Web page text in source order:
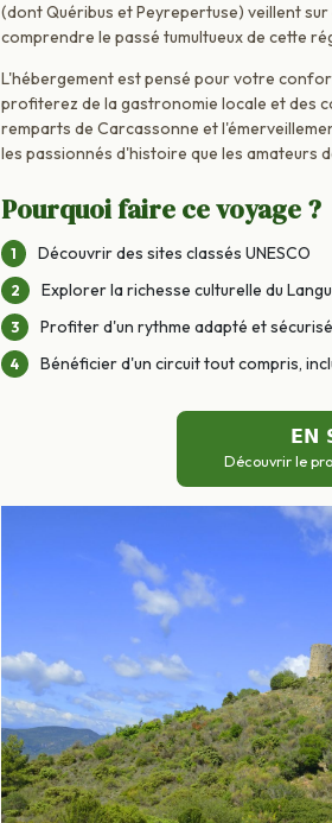
(dont Quéribus et Peyrepertuse) veillent
comprendre le passé tumultueux de cette
L'hébergement est pensé pour votre
profiterez de la gastronomie locale et des
remparts de Carcassonne et
les passionnés d'histoire que les amateurs
Pourquoi faire ce voyage ?
Découvrir des sites classés UNESCO
Explorer la richesse culturelle du
Profiter d'un rythme adapté et
Bénéficier d'un circuit tout compris,
EN
Découvrir le